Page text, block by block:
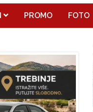
PROMO FOTO